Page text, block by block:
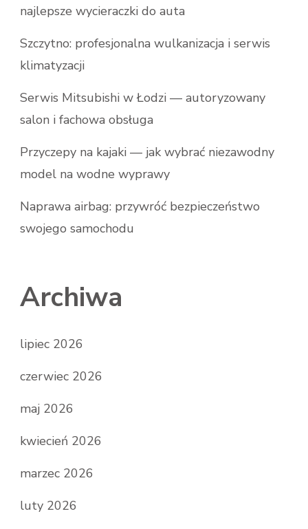
najlepsze wycieraczki do auta
Szczytno: profesjonalna wulkanizacja i serwis
klimatyzacji
Serwis Mitsubishi w Łodzi — autoryzowany
salon i fachowa obsługa
Przyczepy na kajaki — jak wybrać niezawodny
model na wodne wyprawy
Naprawa airbag: przywróć bezpieczeństwo
swojego samochodu
Archiwa
lipiec 2026
czerwiec 2026
maj 2026
kwiecień 2026
marzec 2026
luty 2026